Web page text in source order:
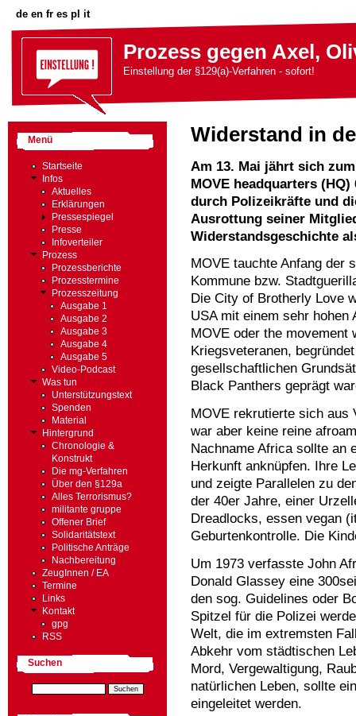
de en fr es pl it
Prozess gegen Axel,
Einstellung der §129(a)-Verfahren - sofort!
Widerstand in
Am 13. Mai jährt sich
MOVE headquarters
durch Polizeikräfte und
Ausrottung seiner
Widerstandsgeschichte
MOVE tauchte Anfang der
Kommune bzw.
Die City of Brotherly Love
USA mit einem sehr
MOVE oder the movement
Kriegsveteranen,
gesellschaftlichen
Black Panthers geprägt
MOVE rekrutierte sich aus
war aber keine reine
Nachname Africa sollte an
Herkunft anknüpfen. Ihre
und zeigte Parallelen zu
der 40er Jahre, einer
Dreadlocks, essen vegan
Geburtenkontrolle. Die
Um 1973 verfasste John
Donald Glassey eine
den sog. Guidelines oder
Spitzel für die Polizei
Welt, die im extremsten
Abkehr vom städtischen
Mord, Vergewaltigung,
natürlichen Leben, sollte
eingeleitet werden.
Menü
Startseite
Infos
Aktuelles
Erklärungen
Pressespiegel
Presse
Infoverteiler
Prozess
Prozessberichte
Prozesstermine
Prozesszeitung
Ausgabe 1
Ausgabe 2
Ausgabe 3
Ausgabe 4
Ausgabe 5
Video-Podcast
Was tun
Unterstützungstext
Spenden
Material
Hintergrund
Chronologie &
Konstrukt
Die mg-Verfahren
Über den §129a
Alles Terrorismus?
militante gruppe
Offener Brief
Solidaritätstext
Politische Anträge
Nachbereitung
ZeugInnen / EA
Termine
Links
Kontakt
gpg
RSS
Suchen